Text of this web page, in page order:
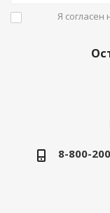
Я согласен
8-800-